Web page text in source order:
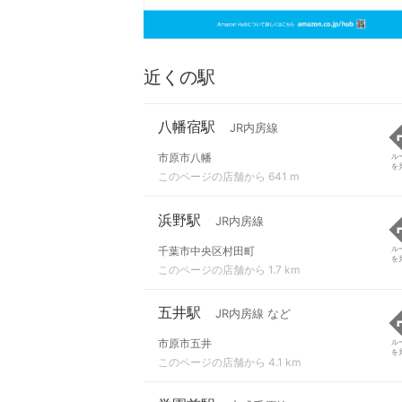
近くの駅
八幡宿駅 JR内房線
市原市八幡
このページの店舗から 641 m
ル
を
浜野駅 JR内房線
千葉市中央区村田町
このページの店舗から 1.7 km
ル
を
五井駅 JR内房線 など
市原市五井
このページの店舗から 4.1 km
ル
を